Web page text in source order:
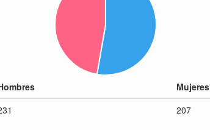
Mujeres
207